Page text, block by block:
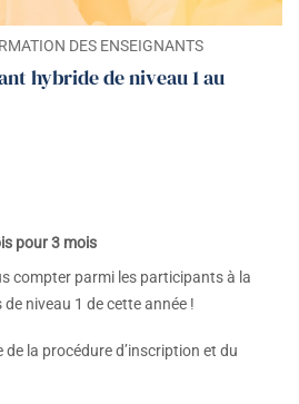
DES ENSEIGNANTS
hybride de niveau 1 au
pour 3 mois
compter parmi les participants à la
niveau 1 de cette année !
de la procédure d’inscription et du